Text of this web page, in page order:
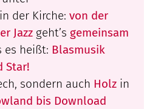
in der Kirche: von der
Jazz geht’s gemeinsam
es heißt: Blasmusik
Star!
sondern auch Holz in
bis Download